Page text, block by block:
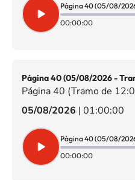
00:00:00
Página 40 (05/08/2026 -
Página 40 (Tramo de
05/08/2026 | 01:00:00
00:00:00